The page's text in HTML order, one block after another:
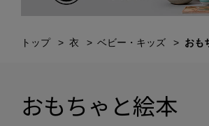
トップ 衣 ベビー・キッズ おも
おもちゃと絵本